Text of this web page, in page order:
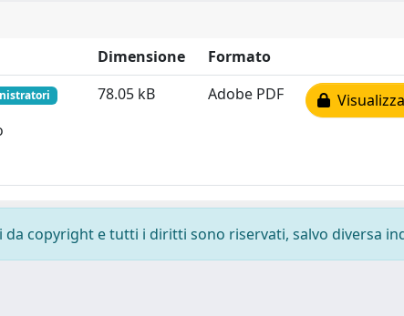
Dimensione
Formato
78.05 kB Adobe PDF
copyright e tutti i diritti sono riservati, salvo diversa